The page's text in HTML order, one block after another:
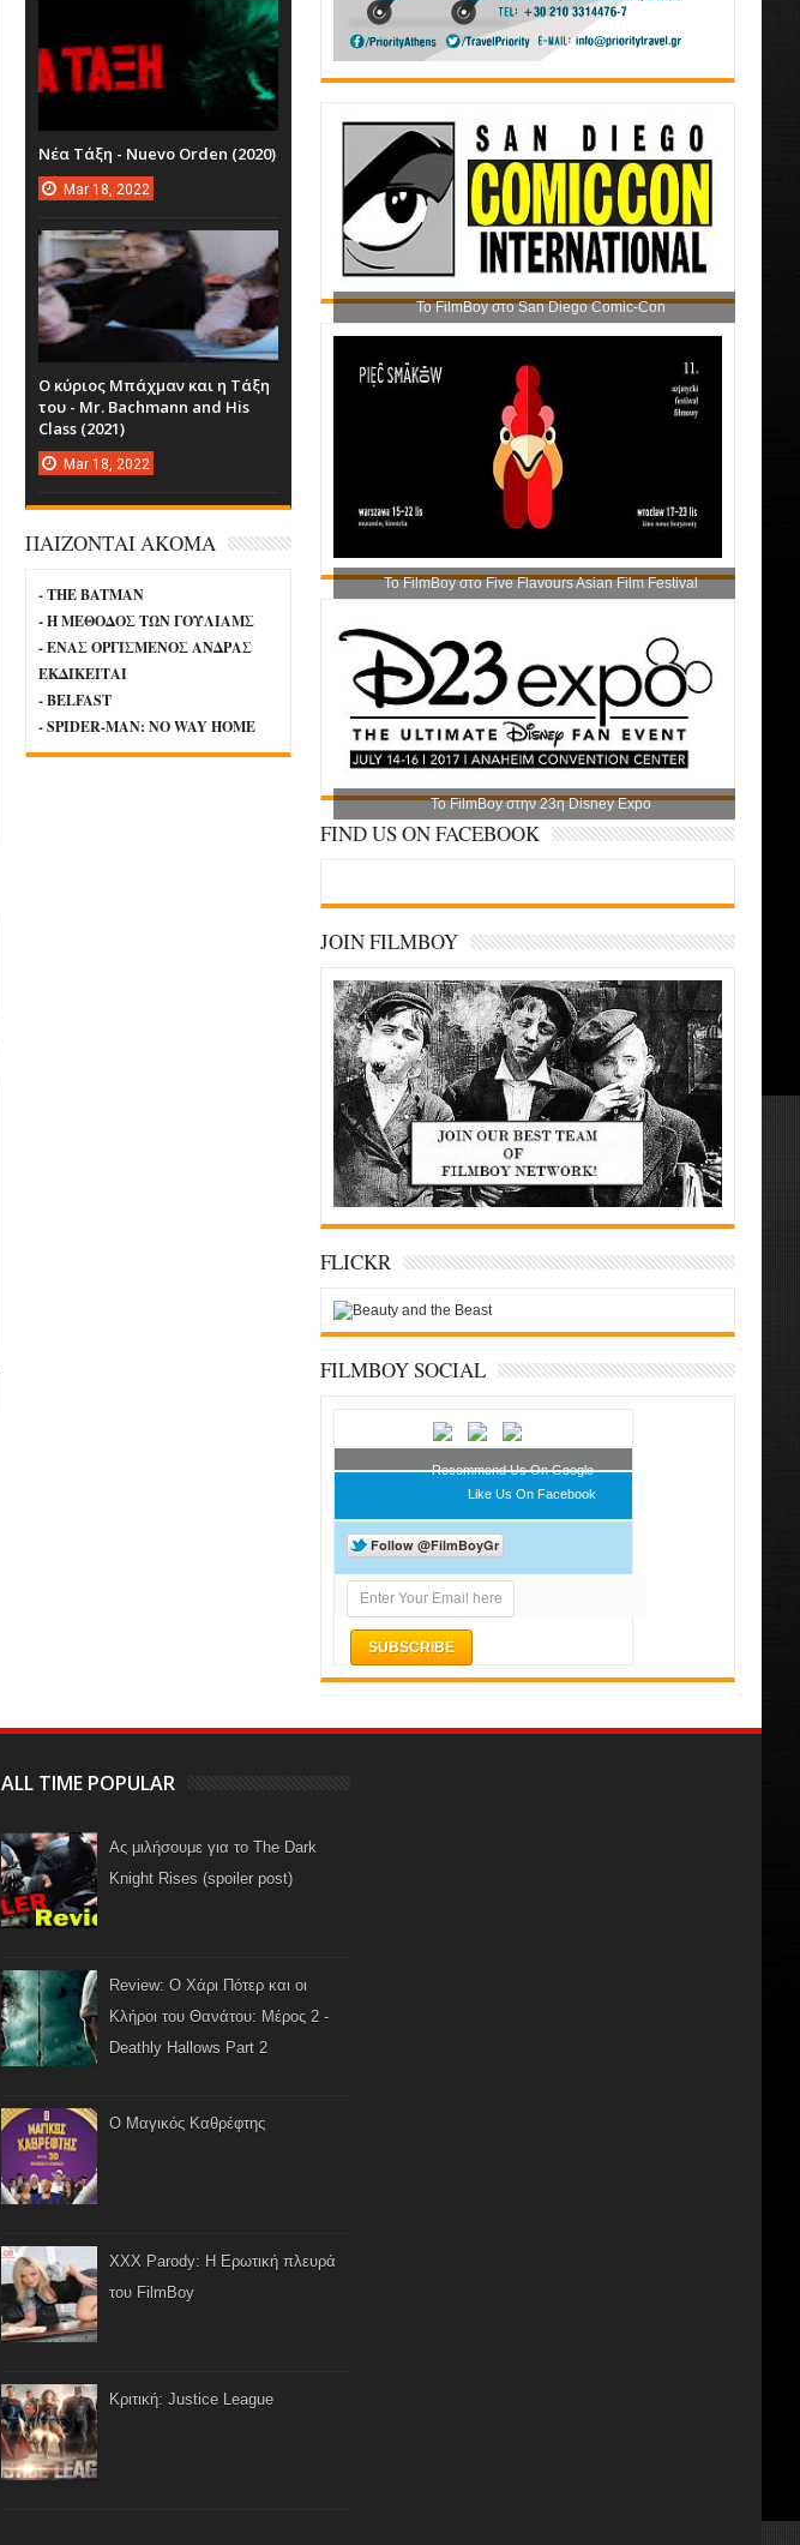
Το FilmBoy στο San Diego Comic-Con
Το FilmBoy στο Five Flavours Asian Film Festival
Το FilmBoy στην 23η Disney Expo
FIND US ON FACEBOOK
JOIN FILMBOY
FLICKR
FILMBOY SOCIAL
Recommend Us On Google
Like Us On Facebook
Νέα Τάξη - Nuevo Orden (2020)
Mar 18, 2022
Ο κύριος Μπάχμαν και η Τάξη
του - Mr. Bachmann and His
Class (2021)
Mar 18, 2022
ΠΑΙΖΟΝΤΑΙ ΑΚΟΜΑ
- THE BATMAN
- Η ΜΕΘΟΔΟΣ ΤΩΝ ΓΟΥΛΙΑΜΣ
- ΕΝΑΣ ΟΡΓΙΣΜΕΝΟΣ ΑΝΔΡΑΣ
ΕΚΔΙΚΕΙΤΑΙ
- BELFAST
- SPIDER-MAN: NO WAY HOME
ALL TIME POPULAR
Ας μιλήσουμε για το The Dark
Knight Rises (spoiler post)
Review: Ο Χάρι Πότερ και οι
Κλήροι του Θανάτου: Μέρος 2 -
Deathly Hallows Part 2
Ο Μαγικός Καθρέφτης
XXX Parody: Η Ερωτική πλευρά
του FilmBoy
Κριτική: Justice League